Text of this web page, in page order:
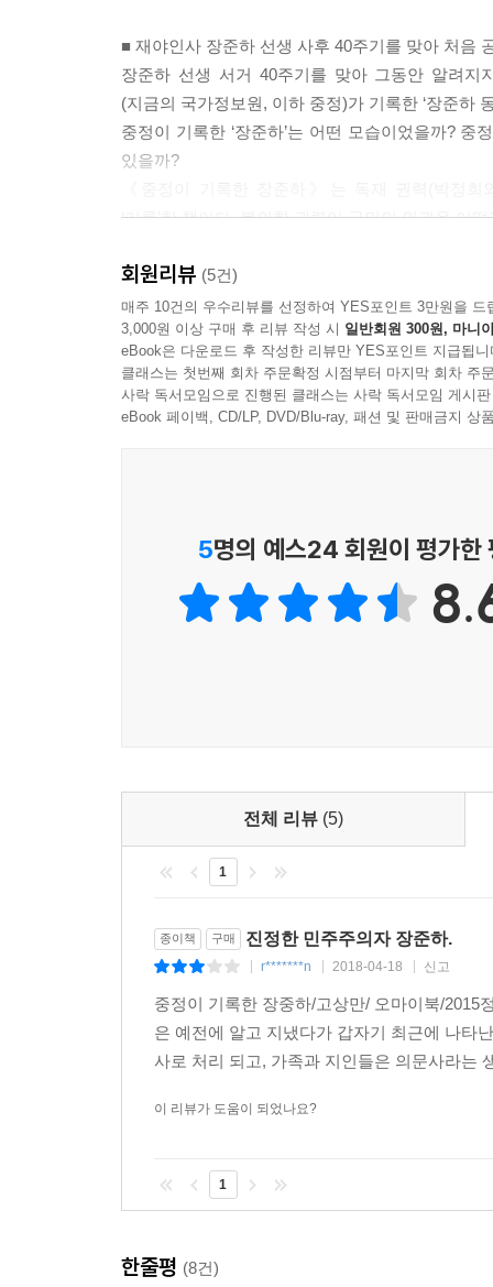
그들은 ‘진실’을 알고 있었다
어둠과 싸운 사람만이 빛이 된다
국민 가슴속에 묻힌 큰 별, 장준하
죽어서도 계속된 중정의 감시
37년 만에 밝혀진 타살 증거
* 연보
4년 1월 5일의 장준하 동향 기록이다.
“개헌청원운동에 대한 성명 발표 -오늘의 정치
청원하려는 것이고 -당국은 이를 막지 말라.”
장준하의 성명은 간결했으나 명확했다. 박정희의
시 최고 수준이었다.
으나 장준하는 부정선거로 얻은 불의한 결과라며
에게 신호를 보냈다.
그러자 중정은 1975년 3월 31일 장준하에 대한
계획은 이른바 ‘위해분자 관찰계획’이었다. 당시
사게 된다.
--- p. 255
이 보고서는 “장준하의 개헌운동 계획을 사전 탐
장준하는 이 보고서가 만들어진 후 의문의 죽음
■ 재야인사 장준하 선생 사후 40주기를 맞아 처음
장준하 선생 서거 40주기를 맞아 그동안 알려지
(지금의 국가정보원, 이하 중정)가 기록한 ‘장준하
중정이 기록한 ‘장준하’는 어떤 모습이었을까?
있을까?
‘기록’한 책이다. 불의한 권력이 국민의 인권을 어
■ 중정 자료를 토대로 장준하 일대기를 엮은 이유
저자 고상만은 2년 전 우연한 기회로 중앙정보
진상규명위원회에서 장준하 선생 의문사를 담당
알려달라는 뜻으로 해석했다.
민주주의와 인권을 위해 싸우다가 박정희 유신
때문이다. 따라서 장준하의 삶에서 어떤 일이 벌
■ ‘민주주의를 밝힌 등불’ 장준하의 삶과 진실에 한
이 책은 박정희 독재 권력하에서 누구도 기록
“박정희 씨를 나는 믿을 수가 없는 사람이요. 왜
황도주의를 그렇게 좋아하더니 하룻밤 사이에
그러드니 행정적 민주주의는 온데간데 없고 민
박정희 씨가 민족적 민주주의를 내세웠을 때
“그러면 그 민족적 민주주의는 온데간데없고 박
짓밟고, 모든 여론을 탄압하고, 모든 야당을 돈
기관에서 돈을 준다고…… (중략)
것을 당부하는 바입니다.”
40년의 세월을 지나서 이제야 독자들에게 고스란
회원리뷰 (5건)
매주 10건의 우수리뷰를 선정하여 YES포인트 3만원을 드
3,000원 이상 구매 후 리뷰 작성 시 일반회원 300원, 마니
eBook은 다운로드 후 작성한 리뷰만 YES포인트 지급됩니
클래스는 첫번째 회차 주문확정 시점부터 마지막 회차 주
사락 독서모임으로 진행된 클래스는 사락 독서모임 게시
eBook 페이백, CD/LP, DVD/Blu-ray, 패션 및 판매금지 상
5명의 예스24 회원이 평가한
전체 리뷰 (5)
1
종이책 구매 진정한 민주주의자 장준하.
r*******n 2018-04-18 신고
중정이 기록한 장중하/고상만/ 오마이북/2015
은 예전에 알고 지냈다가 갑자기 최근에 나타
사로 처리 되고, 가족과 지인들은 의문사라는
이 리뷰가 도움이 되었나요?
1
한줄평 (8건)